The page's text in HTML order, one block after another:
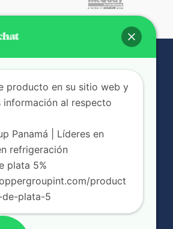
SUCURSALES
producto en su sitio web y
información al respecto
Panamá | Líderes en
refrigeración
plata 5%
product
plata-5